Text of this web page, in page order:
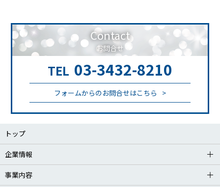
Contact
お問合せ
TEL 03-3432-8210
フォームからのお問合せはこちら
トップ
企業情報
事業内容